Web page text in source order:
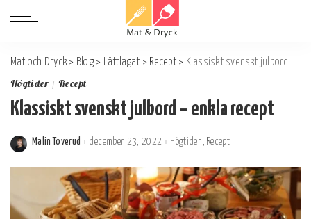
Mat och Dryck > Blog> Lättlagat > Recept> Klassiskt svenskt julbord – enkla recept
Högtider Recept
Klassiskt svenskt julbord – enkla recept
Postat
Malin Toverud december 23, 2022 Högtider Recept